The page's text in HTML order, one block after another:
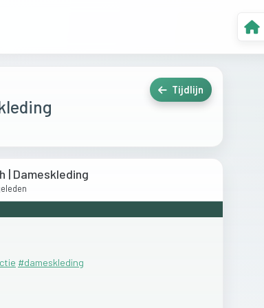
Tijdlijn
| Dameskleding
#dameskleding